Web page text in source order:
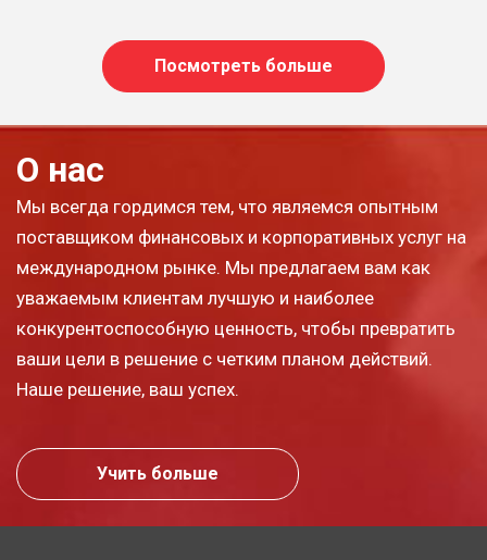
Посмотреть больше
О нас
Мы всегда гордимся тем, что являемся опытным
поставщиком финансовых и корпоративных услуг на
международном рынке. Мы предлагаем вам как
уважаемым клиентам лучшую и наиболее
конкурентоспособную ценность, чтобы превратить
ваши цели в решение с четким планом действий.
Наше решение, ваш успех.
Учить больше